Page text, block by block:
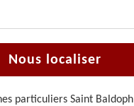
Nous localiser
particuliers Saint Baldoph